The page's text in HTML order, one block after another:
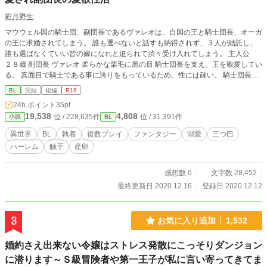
彩月野生
マウウェル国の騎士団、副団長であるヴァレオは、自国の王と騎士団長、オーガ
の王に求婚されてしまう。 誰も選べないと話すも納得されず、３人が結託し、
誰も選ばなくていい皆の嫁になれと迫られて渋々受け入れてしまう。 主人公
２８歳 副団長 ヴァレオ 柔らかな栗毛に黒の目 騎士団長を支え、王を敬愛してい
る。 真面目で騎士である事に誇りをもっているため、性には疎い。 騎士団長
３５歳 エグバート 長い赤褐色の髪に緑の目。 豪快なセックスで言葉責め。 数多
の男女を抱いてきたが、ヴァレオに夢中になる。 マウウェル国の王 ４３歳 ア
ラスタス 長い金髪に青の目。紳士的だがねちっこいセックスで感想を言わせ
る。 妻がいるが、愛人を作ったため追い出した。 子供がおらずヴァレオに産ま
せようと目論む。 イール オーガの若い王だが一番の巨漢。１８０歳 朱色の肌に
黒髪。シャイで優しいが、甘えたがりで乳首を執拗に吸う。 （誤字脱字報告不
要）
BL 完結 短編 R18
24h.ポイント 35pt
小説 19,538 位 / 228,635件 BL 4,808 位 / 31,391件
異世界 BL 執着 複数プレイ ファンタジー 溺愛
三つ巴
ハーレム
触手 産卵
感想数 0
文字数 28,452
最終更新日 2020.12.16
登録日 2020.12.12
3 お気に入り追加 1,532
婚約さえ出来ない令嬢はストレス発散にこっそりダンジョン
に潜ります～Ｓ級冒険者や第一王子が私に言い寄ってきてま